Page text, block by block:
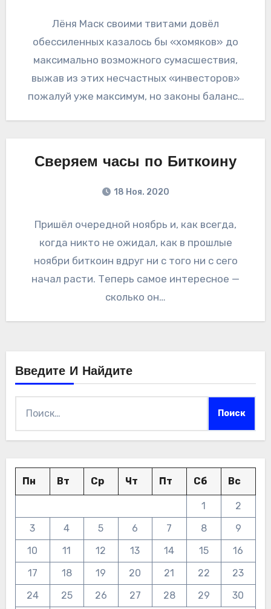
Лёня Маск своими твитами довёл
обессиленных казалось бы «хомяков» до
максимально возможного сумасшествия,
выжав из этих несчастных «инвесторов»
пожалуй уже максимум, но законы баланса
Сверяем часы по Биткоину
18 Ноя. 2020
Пришёл очередной ноябрь и, как всегда,
когда никто не ожидал, как в прошлые
ноябри биткоин вдруг ни с того ни с сего
начал расти. Теперь самое интересное —
сколько он…
Введите И Найдите
Пн Вт Ср Чт Пт Сб Вс
1
2
3
4 5 6 7 8
9
10
11 12 13 14 15
16
17
18 19 20 21 22
23
24
25 26 27 28 29
30